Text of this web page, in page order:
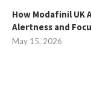
How Modafinil UK
Alertness and
May 15, 2026